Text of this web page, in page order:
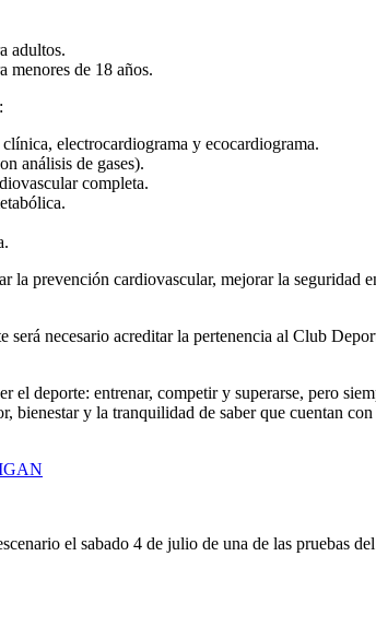
adultos.
menores de 18 años.
electrocardiograma y ecocardiograma.
análisis de gases).
completa.
la prevención cardiovascular, mejorar la
será necesario acreditar la pertenencia al Club
el deporte: entrenar, competir y superarse, pero
bienestar y la tranquilidad de saber que cuentan
el sabado 4 de julio de una de las pruebas del